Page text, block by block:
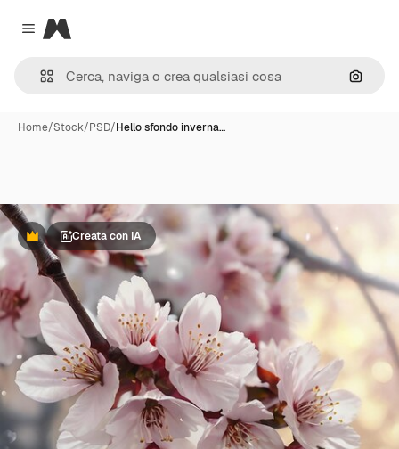
Close menu
Magnific
Cerca
Home/Stock/PSD/Hello sfondo inverna…
PremiumCreata con IA